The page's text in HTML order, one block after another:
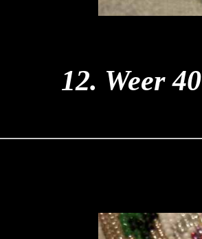
12. Weer